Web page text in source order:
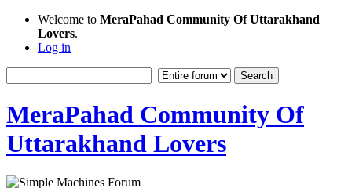
Welcome to MeraPahad Community Of Uttarakhand
Lovers.
Log in
MeraPahad Community Of
Uttarakhand Lovers